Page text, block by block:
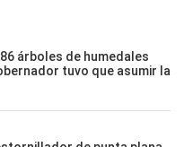
árboles de humedales
tuvo que asumir la